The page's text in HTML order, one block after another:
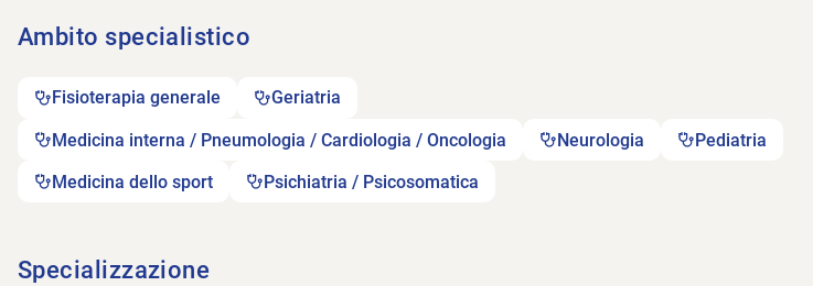
Ambito specialistico
Fisioterapia generale Geriatria
Medicina interna / Pneumologia / Cardiologia / Oncologia Neurologia Pediatria
Medicina dello sport Psichiatria / Psicosomatica
Specializzazione